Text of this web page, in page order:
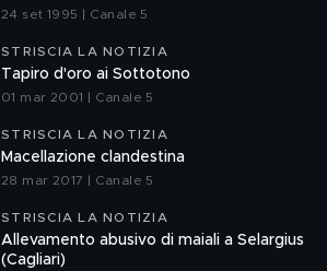
24 set 1995 | Canale 5
STRISCIA LA NOTIZIA
Tapiro d'oro ai Sottotono
01 mar 2001 | Canale 5
STRISCIA LA NOTIZIA
Macellazione clandestina
28 mar 2017 | Canale 5
STRISCIA LA NOTIZIA
Allevamento abusivo di maiali a Selargius
(Cagliari)